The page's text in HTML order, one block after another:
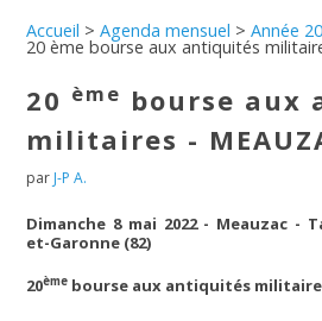
Accueil >Agenda mensuel >Année
20 ème bourse aux antiquités
20 ème bourse aux
militaires -
par J-P A.
Dimanche 8 mai 2022 - Meauzac -
et-Garonne (82)
20ème bourse aux antiquités